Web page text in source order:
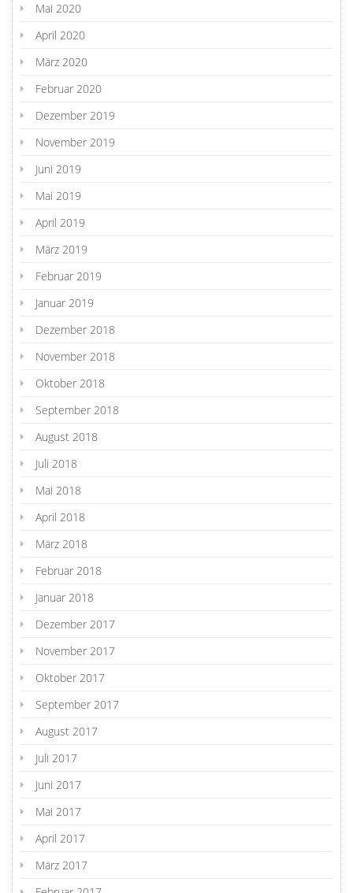
Mai 2020
April 2020
März 2020
Februar 2020
Dezember 2019
November 2019
Juni 2019
Mai 2019
April 2019
März 2019
Februar 2019
Januar 2019
Dezember 2018
November 2018
Oktober 2018
September 2018
August 2018
Juli 2018
Mai 2018
April 2018
März 2018
Februar 2018
Januar 2018
Dezember 2017
November 2017
Oktober 2017
September 2017
August 2017
Juli 2017
Juni 2017
Mai 2017
April 2017
März 2017